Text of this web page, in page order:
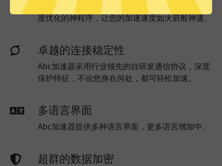
Abc加速器已为所有Abc加速器服务器部署实时速
度优化的神程序，让您的加速速度如火箭般神速。
卓越的连接稳定性
Abc加速器采用行业领先的自研发通信协议，深度
保护特征，不论您身在何处，都可轻松加速。
多语言界面
Abc加速器提供多种语言界面，更多语言增加中。
超群的数据加密